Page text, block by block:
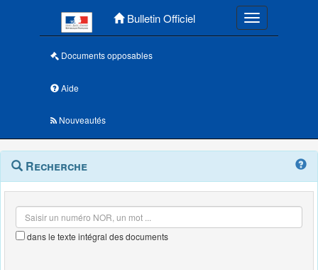
Bulletin Officiel Toggle
Documents opposables
Aide
Nouveautés
Navigation
outils
Menu
contextuel
Recherche
dans le texte intégral des documents